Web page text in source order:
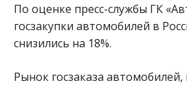
По оценке пресс-службы ГК
госзакупки автомобилей в
снизились на 18%.
Рынок госзаказа автомобилей,